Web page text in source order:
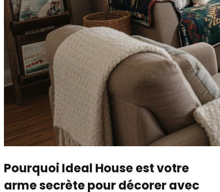
Pourquoi Ideal House est votre
arme secrète pour décorer avec